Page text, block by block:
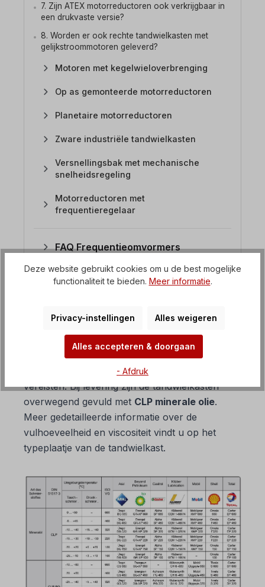
7. Zijn ATEX motorreductoren ook verkrijgbaar in
een drukvaste versie?
8. Worden er ook rechte tandwielkasten met
gelijkstroommotoren geleverd?
Motoren met kegelwieloverbrenging
Op as gemonteerde motorreductoren
Planetaire motorreductoren
Zware industriële tandwielkasten
Versnellingsbak met mechanische
snelheidsregeling
Motorreductoren met
frequentieregelaar
FAQ Frequentieomvormers
gebruikt voor rechte
tandwielkasten?
Zoals u in de onderstaande lijst kunt zien, zijn er
oliesoorten voor verschillende toepassingen en
vereisten. Bij levering zijn de tandwielkasten
overwegend gevuld met CLP minerale olie.
Meer gedetailleerde informatie over de
vulhoeveelheid en viscositeit vindt u op het
typeplaatje van de tandwielkast.
Deze website gebruikt cookies om u de best mogelijke
functionaliteit te bieden. Meer informatie.
Privacy-instellingen Alles weigeren
Alles accepteren & doorgaan
- Afdruk